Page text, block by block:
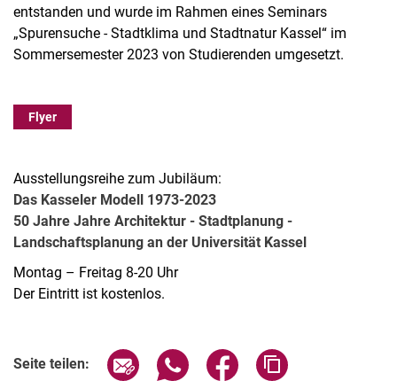
entstanden und wurde im Rahmen eines Seminars
„Spurensuche - Stadtklima und Stadtnatur Kassel“ im
Sommersemester 2023 von Studierenden umgesetzt.
Flyer
Ausstellungsreihe zum Jubiläum:
Das Kasseler Modell 1973-2023
50 Jahre Jahre Architektur - Stadtplanung -
Landschaftsplanung an der Universität Kassel
Montag – Freitag 8-20 Uhr
Der Eintritt ist kostenlos.
Seite teilen: Seite über E-Mail teilen
Seite über WhatsApp teilen
Seite über Facebook